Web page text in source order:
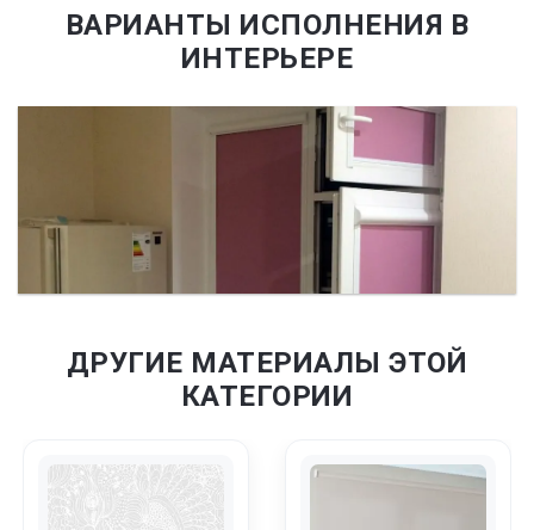
ВАРИАНТЫ ИСПОЛНЕНИЯ В
ИНТЕРЬЕРЕ
ДРУГИЕ МАТЕРИАЛЫ ЭТОЙ
КАТЕГОРИИ